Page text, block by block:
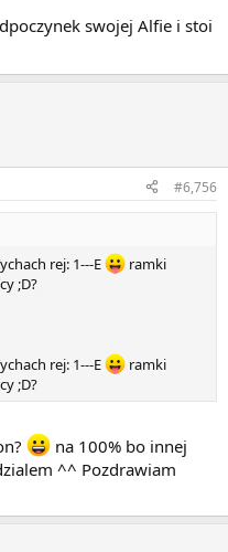
swojej Alfie i stoi
#6,756
rej: 1---E
ramki
;D?
rej: 1---E
ramki
;D?
na 100% bo innej
^^ Pozdrawiam